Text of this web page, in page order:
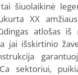
šiuolaikinė
XX
atlošas iš
jai išskirtinio
sektoriui,